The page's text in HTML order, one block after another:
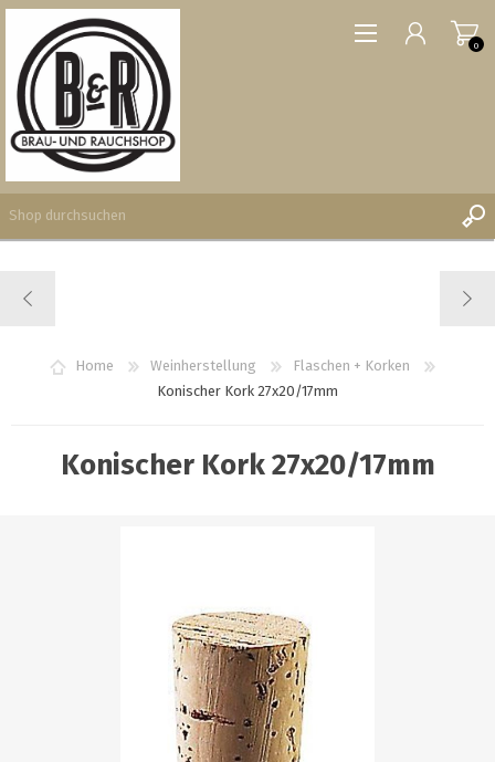
WUNSCHLISTE
0
Home Weinherstellung
Flaschen + Korken
Konischer Kork 27x20/17mm
Konischer Kork 27x20/17mm